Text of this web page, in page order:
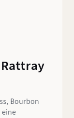
Rattray
Bourbon
eine